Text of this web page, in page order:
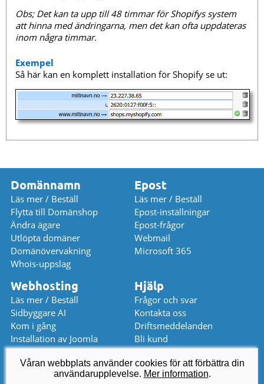
Obs; Det kan ta upp till 48 timmar för Shopifys system
att hinna med ändringarna, men det kan ofta uppdateras
inom några timmar.
Exempel
Så här kan en komplett installation för Shopify se ut:
Domännamn
Läs mer / Beställ
Flytta till Domänshop
Ändra ägare
Utlöpta domäner
Domänövervakning
Whois-uppslag
Epost
Läs mer / Beställ
Epost-inställningar
Epost-frågor
Webmail
Microsoft 365
Webhosting
Läs mer / Beställ
Sidbyggare AI
Kom i gång
Installation av Joomla
Installation av WordPress
Hjälp
Frågor och svar
Kontakta oss
Driftsmeddelanden
Bli kund
Prislista
kundservice@domanshop.se
Våran webbplats använder cookies för att förbättra din
användarupplevelse. Mer information.